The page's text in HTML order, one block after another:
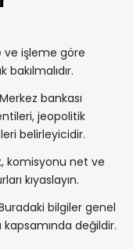
ve işleme göre
bakılmalıdır.
Merkez bankası
jeopolitik
belirleyicidir.
komisyonu net ve
kıyaslayın.
bilgiler genel
kapsamında değildir.